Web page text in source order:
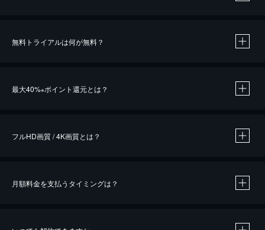
無料トライアルは何が無料？
最大40%※ポイント還元とは？
※40％ポイント還元の対象は、クレジットカード決済による作品の購入 / レンタルです。
フルHD画質 / 4K画質とは？
月額料金を支払うタイミングは？